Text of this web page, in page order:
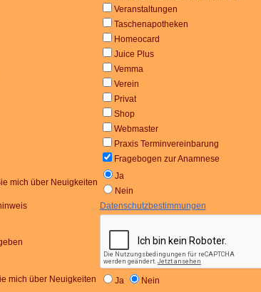
Veranstaltungen
Taschenapotheken
Homeocard
Juice Plus
Vemma
Verein
Privat
Shop
Webmaster
Praxis Terminvereinbarung
Fragebogen zur Anamnese
mich über Neuigkeiten
Ja
Nein
Datenschutzbestimmungen
mich über Neuigkeiten Ja Nein